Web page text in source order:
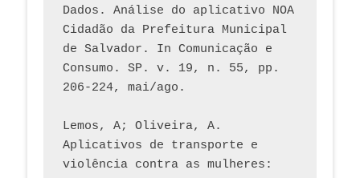
Dados. Análise do aplicativo NOA
Cidadão da Prefeitura Municipal
de Salvador. In Comunicação e
Consumo. SP. v. 19, n. 55, pp.
206-224, mai/ago.
Lemos, A; Oliveira, A.
Aplicativos de transporte e
violência contra as mulheres: